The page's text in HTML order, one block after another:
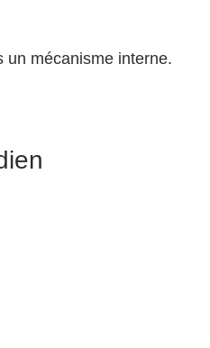
un mécanisme interne.